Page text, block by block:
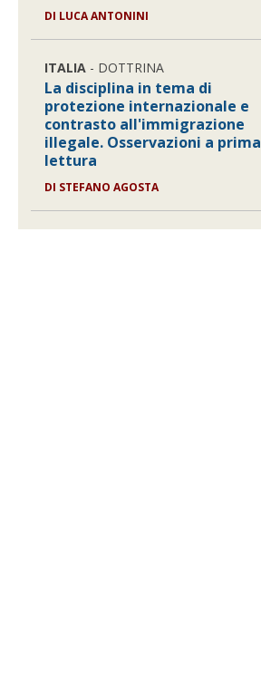
DI LUCA ANTONINI
ITALIA - DOTTRINA
La disciplina in tema di
protezione internazionale e
contrasto all'immigrazione
illegale. Osservazioni a prima
lettura
DI STEFANO AGOSTA